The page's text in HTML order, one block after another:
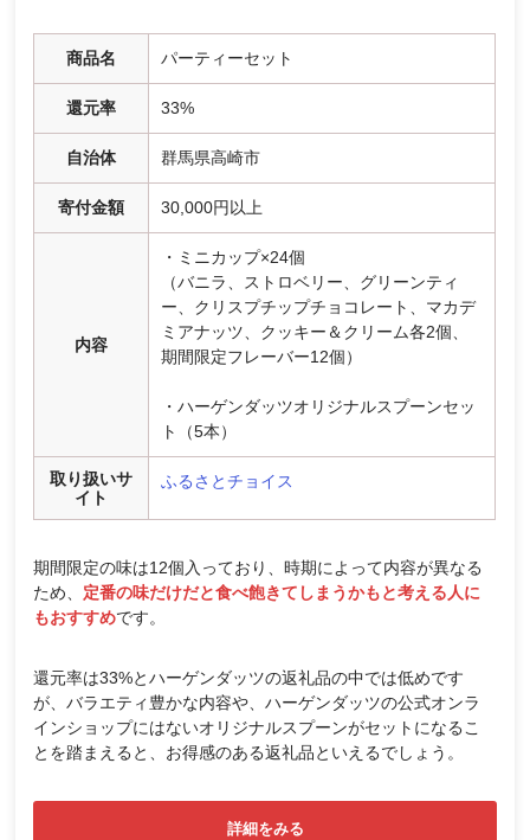
商品名 パーティーセット
還元率 33%
自治体 群馬県高崎市
寄付金額 30,000円以上
内容
・ミニカップ×24個
（バニラ、ストロベリー、グリーンティ
ー、クリスプチップチョコレート、マカデ
ミアナッツ、クッキー＆クリーム各2個、
期間限定フレーバー12個）
・ハーゲンダッツオリジナルスプーンセッ
ト（5本）
取り扱いサ
イト
ふるさとチョイス
期間限定の味は12個入っており、時期によって内容が異なる
ため、 定番の味だけだと食べ飽きてしまうかもと考える人に
もおすすめです。
還元率は33%とハーゲンダッツの返礼品の中では低めです
が、バラエティ豊かな内容や、ハーゲンダッツの公式オンラ
インショップにはないオリジナルスプーンがセットになるこ
とを踏まえると、お得感のある返礼品といえるでしょう。
詳細をみる